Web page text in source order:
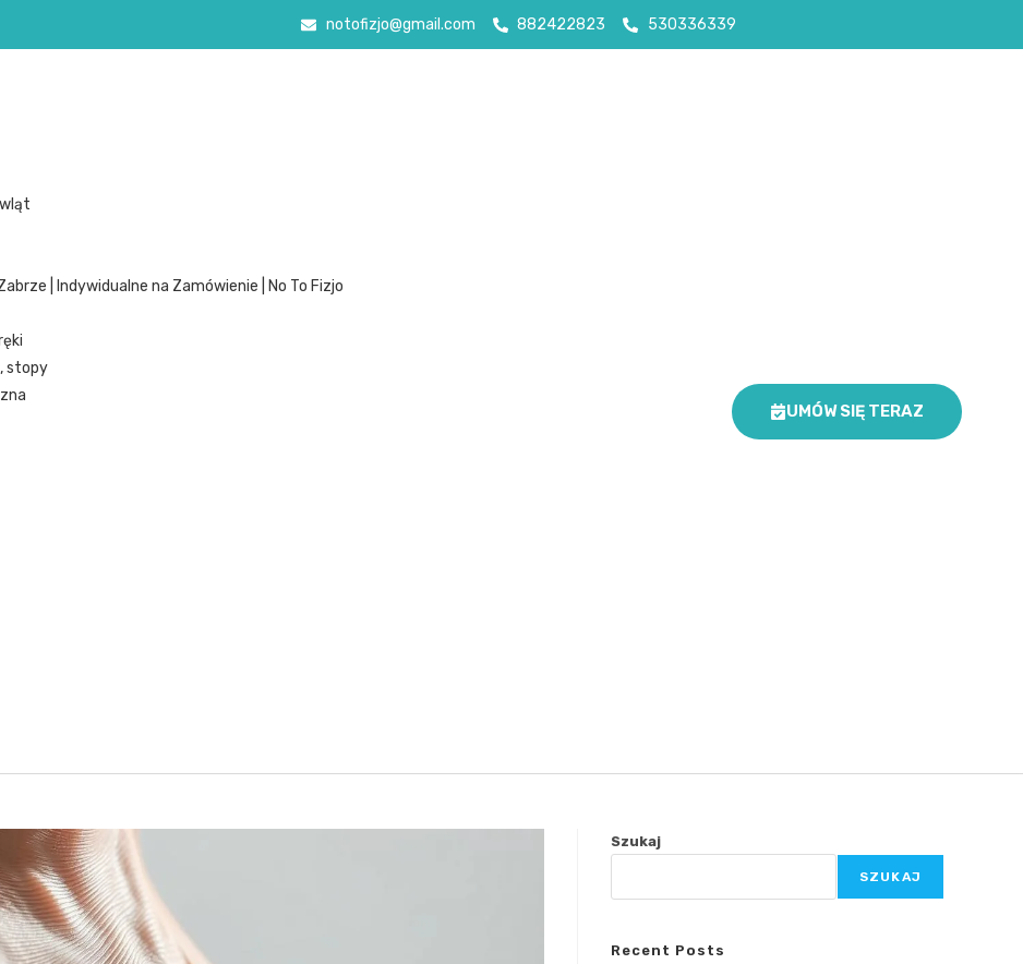
notofizjo@gmail.com 882422823 530336339
| Indywidualne na Zamówienie | No To Fizjo
stopy
UMÓW SIĘ TERAZ
Szukaj
SZUKAJ
Recent Posts